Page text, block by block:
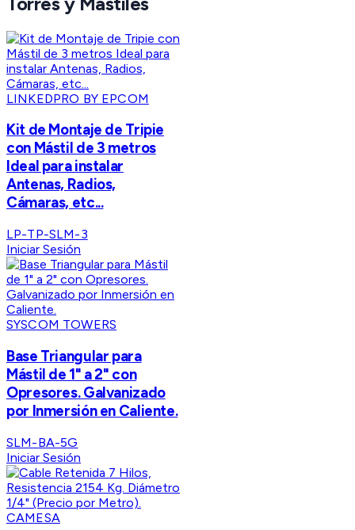
LINKEDPRO BY EPCOM
Kit de Montaje de Tripie
con Mástil de 3 metros
Ideal para instalar
Antenas, Radios,
Cámaras, etc...
LP-TP-SLM-3
Iniciar Sesión
SYSCOM TOWERS
Base Triangular para
Mástil de 1" a 2" con
Opresores. Galvanizado
por Inmersión en Caliente.
SLM-BA-5G
Iniciar Sesión
CAMESA